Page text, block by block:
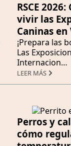
RSCE
vivir las
Caninas
¡Prepara las
Las
Internacion…
LEER MÁS
Perros y
cómo